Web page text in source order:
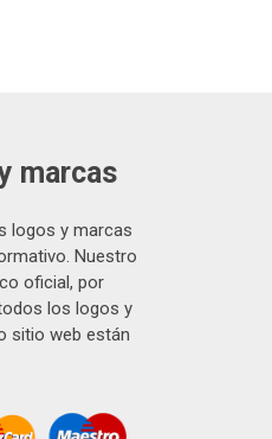
marcas
logos y marcas
Nuestro
oficial, por
los logos y
sitio web están